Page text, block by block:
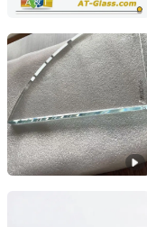
Qingdao Eliter Glass
Shandong, China
Yancheng